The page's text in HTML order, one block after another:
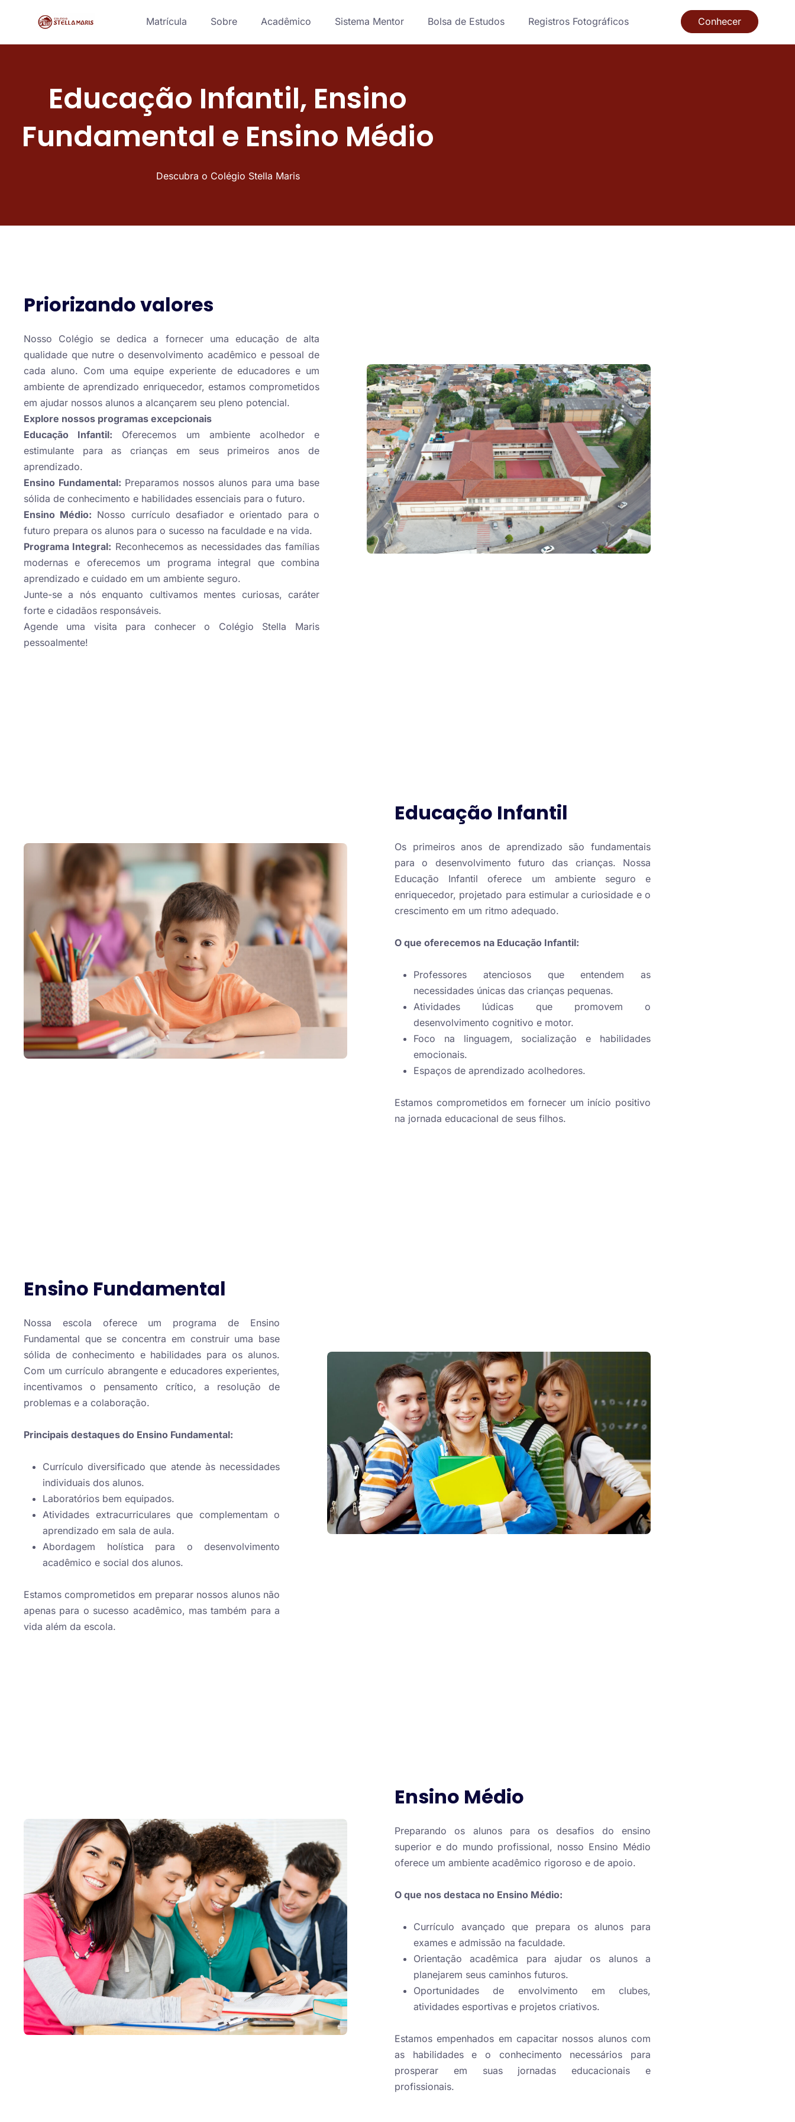
Matrícula Sobre Acadêmico Sistema Mentor Bolsa de Estudos Registros Fotográficos Conhecer
Educação Infantil, Ensino
Fundamental e Ensino Médio
Descubra o Colégio Stella Maris
Priorizando valores
Nosso Colégio se dedica a fornecer uma educação de alta
qualidade que nutre o desenvolvimento acadêmico e pessoal de
cada aluno. Com uma equipe experiente de educadores e um
ambiente de aprendizado enriquecedor, estamos comprometidos
em ajudar nossos alunos a alcançarem seu pleno potencial.
Explore nossos programas excepcionais
Educação Infantil: Oferecemos um ambiente acolhedor e
estimulante para as crianças em seus primeiros anos de
aprendizado.
Ensino Fundamental: Preparamos nossos alunos para uma base
sólida de conhecimento e habilidades essenciais para o futuro.
Ensino Médio: Nosso currículo desafiador e orientado para o
futuro prepara os alunos para o sucesso na faculdade e na vida.
Programa Integral: Reconhecemos as necessidades das famílias
modernas e oferecemos um programa integral que combina
aprendizado e cuidado em um ambiente seguro.
Junte-se a nós enquanto cultivamos mentes curiosas, caráter
forte e cidadãos responsáveis.
Agende uma visita para conhecer o Colégio Stella Maris
pessoalmente!
Educação Infantil
Os primeiros anos de aprendizado são fundamentais
para o desenvolvimento futuro das crianças. Nossa
Educação Infantil oferece um ambiente seguro e
enriquecedor, projetado para estimular a curiosidade e o
crescimento em um ritmo adequado.
O que oferecemos na Educação Infantil:
Professores atenciosos que entendem as
necessidades únicas das crianças pequenas.
Atividades lúdicas que promovem o
desenvolvimento cognitivo e motor.
Foco na linguagem, socialização e habilidades
emocionais.
Espaços de aprendizado acolhedores.
Estamos comprometidos em fornecer um início positivo
na jornada educacional de seus filhos.
Ensino Fundamental
Nossa escola oferece um programa de Ensino
Fundamental que se concentra em construir uma base
sólida de conhecimento e habilidades para os alunos.
Com um currículo abrangente e educadores experientes,
incentivamos o pensamento crítico, a resolução de
problemas e a colaboração.
Principais destaques do Ensino Fundamental:
Currículo diversificado que atende às necessidades
individuais dos alunos.
Laboratórios bem equipados.
Atividades extracurriculares que complementam o
aprendizado em sala de aula.
Abordagem holística para o desenvolvimento
acadêmico e social dos alunos.
Estamos comprometidos em preparar nossos alunos não
apenas para o sucesso acadêmico, mas também para a
vida além da escola.
Ensino Médio
Preparando os alunos para os desafios do ensino
superior e do mundo profissional, nosso Ensino Médio
oferece um ambiente acadêmico rigoroso e de apoio.
O que nos destaca no Ensino Médio:
Currículo avançado que prepara os alunos para
exames e admissão na faculdade.
Orientação acadêmica para ajudar os alunos a
planejarem seus caminhos futuros.
Oportunidades de envolvimento em clubes,
atividades esportivas e projetos criativos.
Estamos empenhados em capacitar nossos alunos com
as habilidades e o conhecimento necessários para
prosperar em suas jornadas educacionais e
profissionais.